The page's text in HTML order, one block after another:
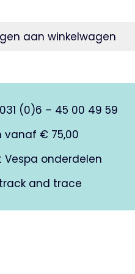
aan winkelwagen
(0)6 – 45 00 49 59
vanaf € 75,00
Vespa onderdelen
and trace